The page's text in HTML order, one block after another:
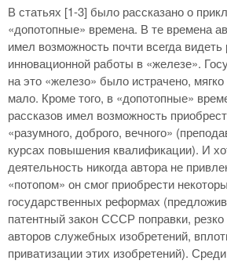
В статьях [1-3] было рассказано о
«допотопные» времена. В те времена
имел возможность почти всегда
инновационной работы в «железе».
на это «железо» было истрачено, мягко
мало. Кроме того, в «допотопные»
рассказов имел возможность
«разумного, доброго, вечного»
курсах повышения квалификации). И
деятельность никогда автора не
«потопом» он смог приобрести
государственных реформах
патентный закон СССР поправки,
авторов служебных изобретений,
приватизации этих изобретений).